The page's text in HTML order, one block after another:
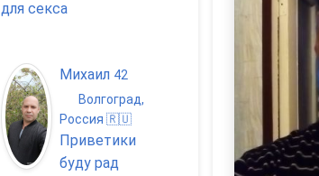
для секса
Михаил 42
Волгоград,
Россия 🇷🇺
Приветики
буду рад